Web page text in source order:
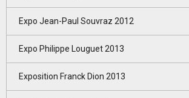
Expo Jean-Paul Souvraz 2012
Expo Philippe Louguet 2013
Exposition Franck Dion 2013